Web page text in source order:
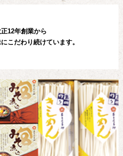
12年創業から
にこだわり続けています。